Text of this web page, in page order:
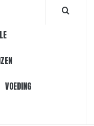
VOEDING